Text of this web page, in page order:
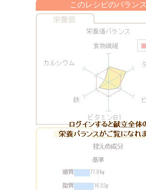
このレシピのバランス